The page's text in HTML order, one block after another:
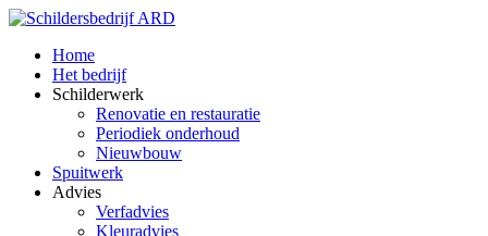
Home
Het bedrijf
Schilderwerk
Renovatie en restauratie
Periodiek onderhoud
Nieuwbouw
Spuitwerk
Advies
Verfadvies
Kleuradvies